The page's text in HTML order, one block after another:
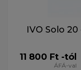
IVO Solo
11 800 Ft -tól
ÁFÁ-val